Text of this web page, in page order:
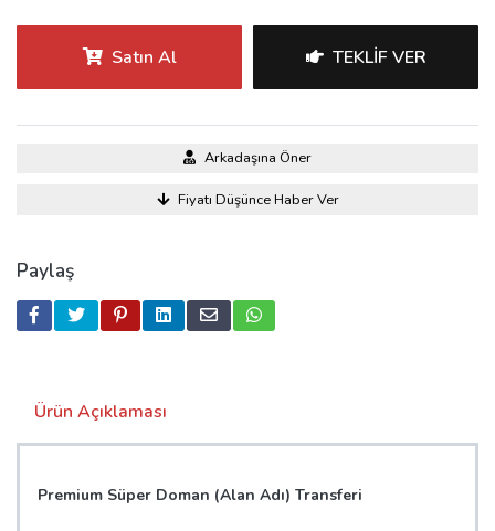
Satın Al TEKLIF VER
Arkadaşına Öner
Fiyatı Düşünce Haber Ver
Paylaş
Ürün Açıklaması
Premium Süper Doman (Alan Adı) Transferi